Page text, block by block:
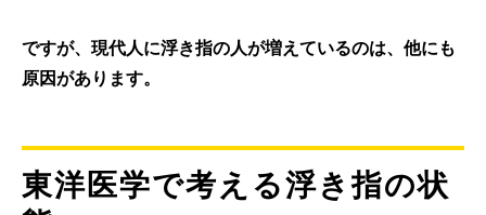
ですが、現代人に浮き指の人が増えているのは、他にも
原因があります。
東洋医学で考える浮き指の状